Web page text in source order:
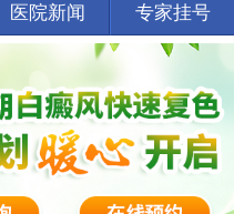
医院新闻 专家挂号